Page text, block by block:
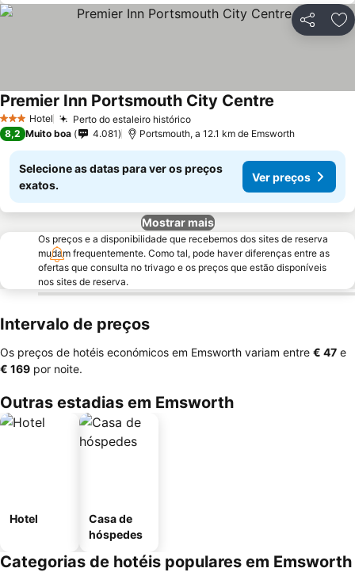
Partilhar
3 EstrelasHotel Perto do estaleiro histórico
Premier Inn Portsmouth City Centre
8,2 Muito boa 4.081 Portsmouth, a 12.1 km de Emsworth
Selecione as datas para ver os preços
exatos.
Ver preços
Mostrar mais
Os preços e a disponibilidade que recebemos dos sites de reserva
mudam frequentemente. Como tal, pode haver diferenças entre as
ofertas que consulta no trivago e os preços que estão disponíveis
nos sites de reserva.
Intervalo de preços
Os preços de hotéis económicos em Emsworth variam entre ‎€ 47 e
‎€ 169 por noite.
Outras estadias em Emsworth
Hotel
Casa de
hóspedes
Categorias de hotéis populares em Emsworth